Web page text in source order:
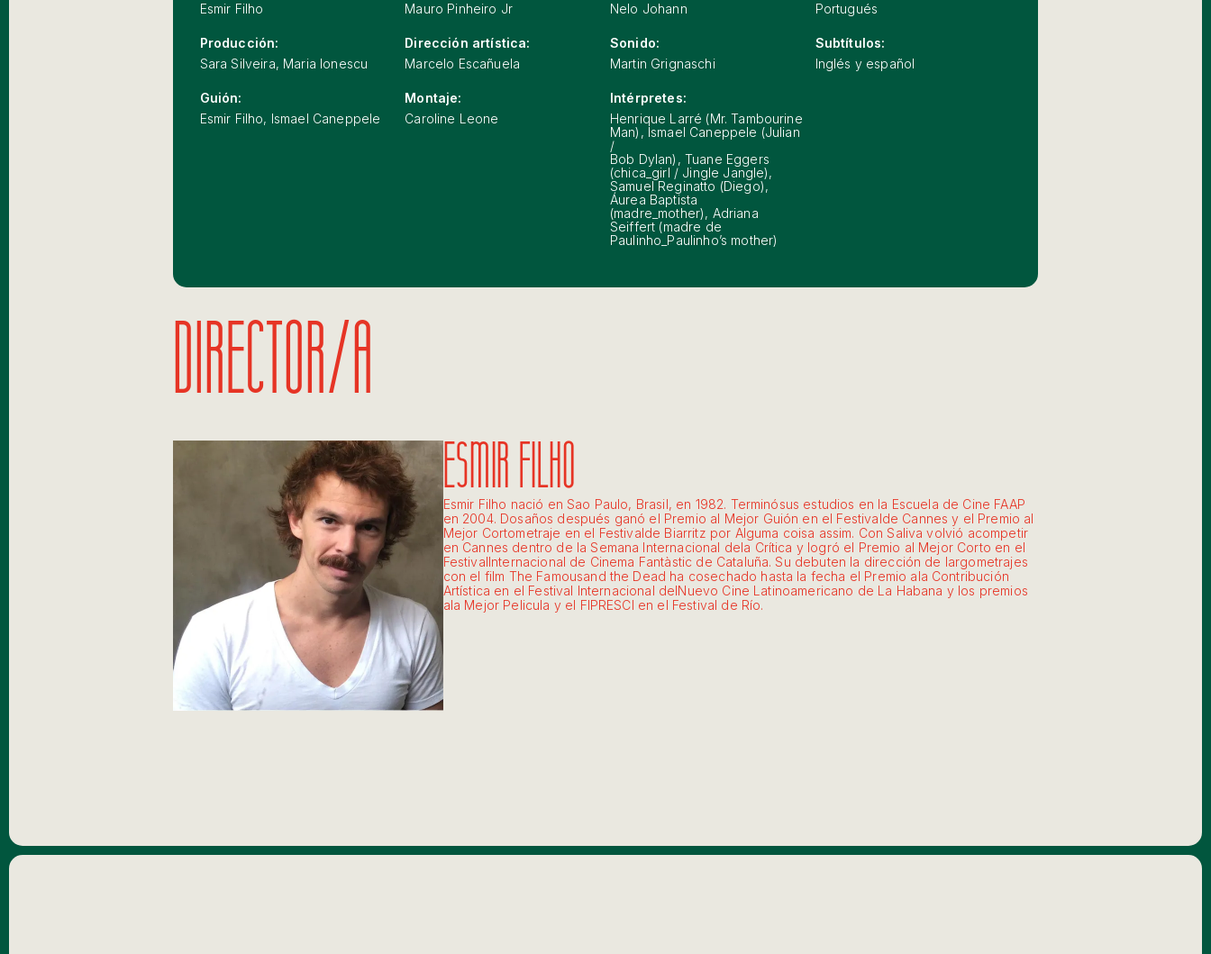
Esmir Filho
Mauro Pinheiro Jr
Nelo Johann
Portugués
Producción:
Sara Silveira, Maria Ionescu
Dirección artística:
Marcelo Escañuela
Sonido:
Martin Grignaschi
Subtítulos:
Inglés y español
Guión:
Esmir Filho, Ismael Caneppele
Montaje:
Caroline Leone
Intérpretes:
Henrique Larré (Mr. Tambourine
Man), Ismael Caneppele (Julian
/
Bob Dylan), Tuane Eggers
(chica_girl / Jingle Jangle),
Samuel Reginatto (Diego),
Áurea Baptista
(madre_mother), Adriana
Seiffert (madre de
Paulinho_Paulinho’s mother)
DIRECTOR/A
ESMIR FILHO
Esmir Filho nació en Sao Paulo, Brasil, en 1982. Terminósus estudios en la Escuela de Cine FAAP
en 2004. Dosaños después ganó el Premio al Mejor Guión en el Festivalde Cannes y el Premio al
Mejor Cortometraje en el Festivalde Biarritz por Alguma coisa assim. Con Saliva volvió acompetir
en Cannes dentro de la Semana Internacional dela Crítica y logró el Premio al Mejor Corto en el
FestivalInternacional de Cinema Fantàstic de Cataluña. Su debuten la dirección de largometrajes
con el film The Famousand the Dead ha cosechado hasta la fecha el Premio ala Contribución
Artística en el Festival Internacional delNuevo Cine Latinoamericano de La Habana y los premios
ala Mejor Pelicula y el FIPRESCI en el Festival de Río.